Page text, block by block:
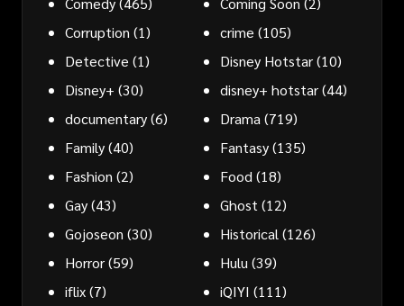
Corruption (1) crime (105)
Detective (1) Disney Hotstar(10)
Disney+ (30) disney+ hotstar(44)
documentary(6) Drama (719)
Family(40) Fantasy(135)
Fashion (2) Food (18)
Gay(43) Ghost (12)
Gojoseon (30) Historical (126)
Horror(59) Hulu (39)
iflix(7) iQIYI (111)